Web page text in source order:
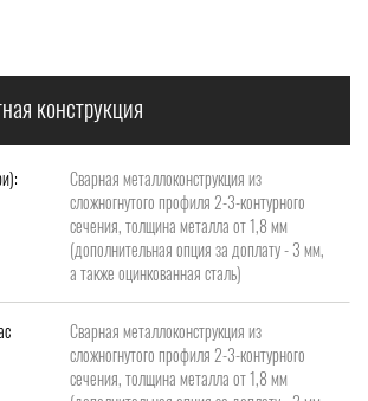
конструкция
Сварная металлоконструкция из
сложногнутого профиля 2-3-контурного
сечения, толщина металла от 1,8 мм
(дополнительная опция за доплату - 3 мм,
а также оцинкованная сталь)
Сварная металлоконструкция из
сложногнутого профиля 2-3-контурного
сечения, толщина металла от 1,8 мм